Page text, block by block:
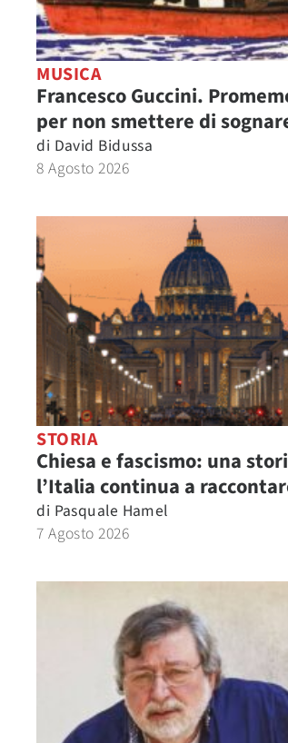
MUSICA
Francesco Guccini.
per non smettere di
di David Bidussa
8 Agosto 2026
STORIA
Chiesa e fascismo: una
l’Italia continua a
di Pasquale Hamel
7 Agosto 2026